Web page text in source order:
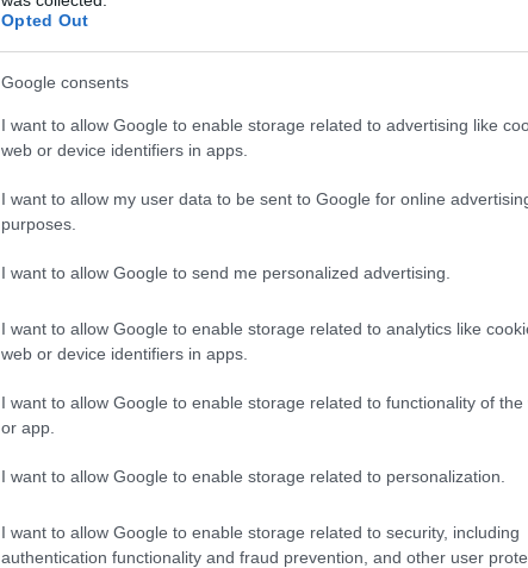
Opted Out
Google consents
I want to allow Google to enable storage related to advertising like
web or device identifiers in apps.
I want to allow my user data to be sent to Google for online
purposes.
I want to allow Google to send me personalized advertising.
I want to allow Google to enable storage related to analytics like
web or device identifiers in apps.
I want to allow Google to enable storage related to functionality of the
or app.
I want to allow Google to enable storage related to personalization.
I want to allow Google to enable storage related to security, including
authentication functionality and fraud prevention, and other user